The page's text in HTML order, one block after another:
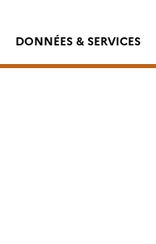
DONNÉES & SERVICES